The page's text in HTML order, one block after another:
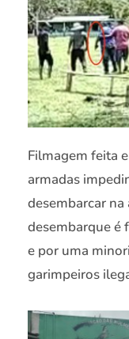
Filmagem feita
armadas
desembarcar
desembarque é
e por uma
garimpeiros